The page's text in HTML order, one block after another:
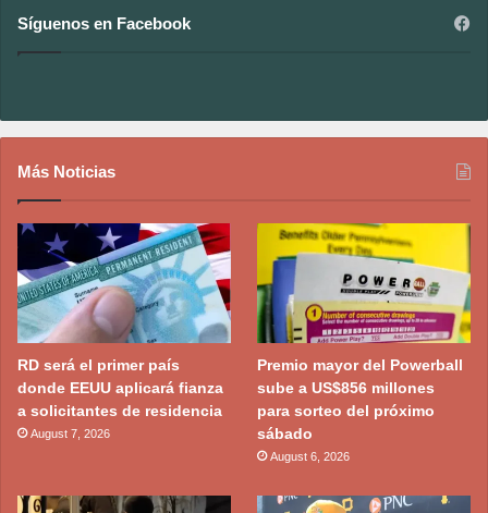
Síguenos en Facebook
Más Noticias
RD será el primer país
donde EEUU aplicará fianza
a solicitantes de residencia
August 7, 2026
Premio mayor del Powerball
sube a US$856 millones
para sorteo del próximo
sábado
August 6, 2026